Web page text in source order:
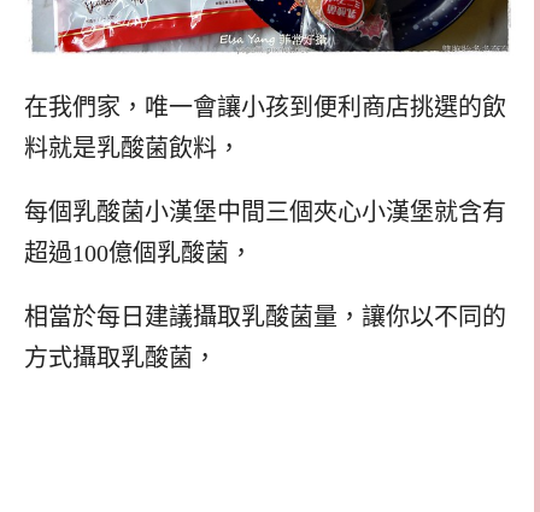
在我們家，唯一會讓小孩到便利商店挑選的飲
料就是乳酸菌飲料，
每個乳酸菌小漢堡中間三個夾心小漢堡就含有
超過100億個乳酸菌，
相當於每日建議攝取乳酸菌量，讓你以不同的
方式攝取乳酸菌，